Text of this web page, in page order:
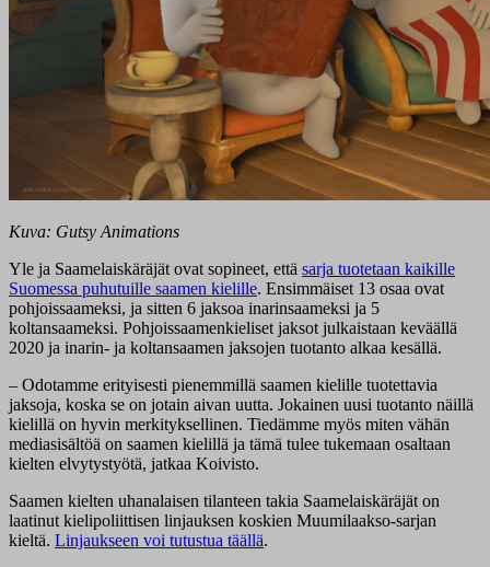
Kuva: Gutsy Animations
Yle ja Saamelaiskäräjät ovat sopineet, että sarja tuotetaan kaikille
Suomessa puhutuille saamen kielille. Ensimmäiset 13 osaa ovat
pohjoissaameksi, ja sitten 6 jaksoa inarinsaameksi ja 5
koltansaameksi. Pohjoissaamenkieliset jaksot julkaistaan keväällä
2020 ja inarin- ja koltansaamen jaksojen tuotanto alkaa kesällä.
– Odotamme erityisesti pienemmillä saamen kielille tuotettavia
jaksoja, koska se on jotain aivan uutta. Jokainen uusi tuotanto näillä
kielillä on hyvin merkityksellinen. Tiedämme myös miten vähän
mediasisältöä on saamen kielillä ja tämä tulee tukemaan osaltaan
kielten elvytystyötä, jatkaa Koivisto.
Saamen kielten uhanalaisen tilanteen takia Saamelaiskäräjät on
laatinut kielipoliittisen linjauksen koskien Muumilaakso-sarjan
kieltä. Linjaukseen voi tutustua täällä.